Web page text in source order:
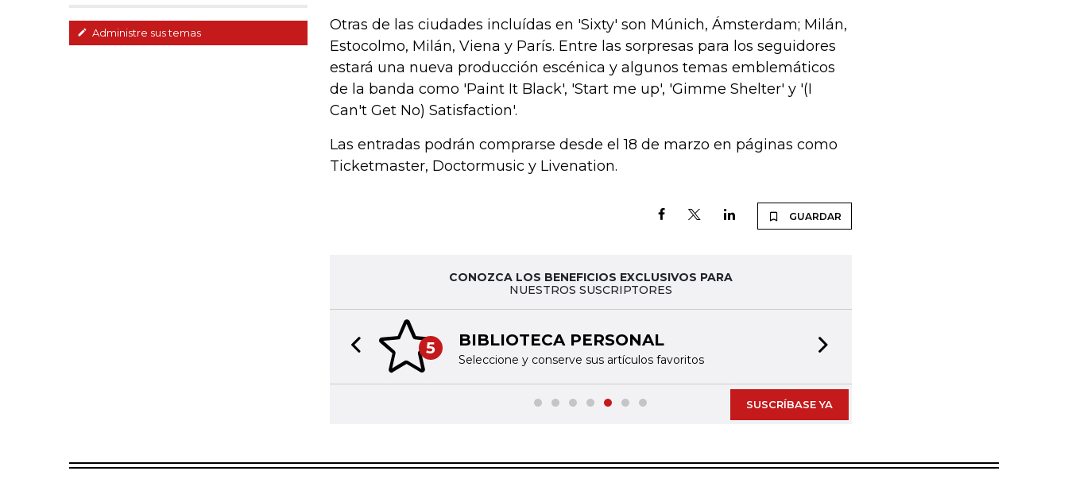
Administre sus temas
Otras de las ciudades incluídas en 'Sixty' son Múnich, Ámsterdam; Milán,
Estocolmo, Milán, Viena y París. Entre las sorpresas para los seguidores
estará una nueva producción escénica y algunos temas emblemáticos
de la banda como 'Paint It Black', 'Start me up', 'Gimme Shelter' y '(I
Can't Get No) Satisfaction'.
Las entradas podrán comprarse desde el 18 de marzo en páginas como
Ticketmaster, Doctormusic y Livenation.
GUARDAR
CONOZCA LOS BENEFICIOS EXCLUSIVOS PARA
NUESTROS SUSCRIPTORES
5 BIBLIOTECA PERSONAL
Seleccione y conserve sus artículos favoritos
Previous slide
SUSCRÍBASE YA